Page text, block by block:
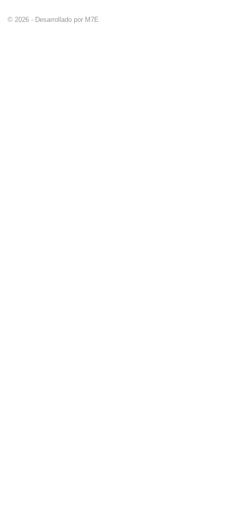
© 2026 - Desarrollado por M7E